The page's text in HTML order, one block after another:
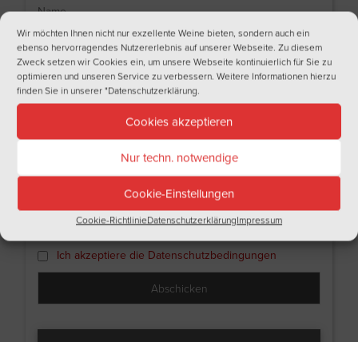
Wir möchten Ihnen nicht nur exzellente Weine bieten, sondern auch ein
ebenso hervorragendes Nutzererlebnis auf unserer Webseite. Zu diesem
Zweck setzen wir Cookies ein, um unsere Webseite kontinuierlich für Sie zu
optimieren und unseren Service zu verbessern. Weitere Informationen hierzu
finden Sie in unserer"Datenschutzerklärung.
Cookies akzeptieren
Nur techn. notwendige
Cookie-Einstellungen
Cookie-RichtlinieDatenschutzerklärungImpressum
Name
Nachname
Ich akzeptiere die Datenschutzbedingungen